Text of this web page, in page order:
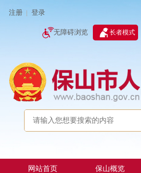
注册 登录
无障碍浏览 长者模式
网站首页 保山概览